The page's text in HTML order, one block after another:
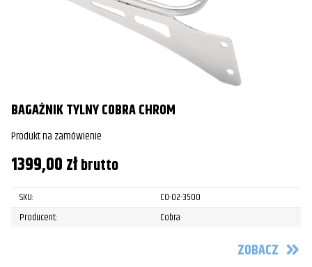
BAGAŻNIK TYLNY COBRA CHROM
Produkt na zamówienie
1399,00złbrutto
SKU:
CO-02-3500
Producent:
Cobra
ZOBACZ